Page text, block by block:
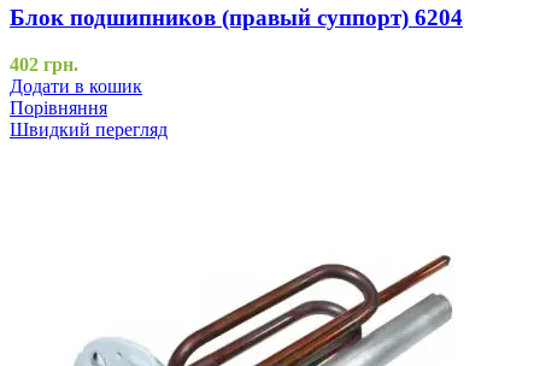
Блок подшипников (правый суппорт) 6204
402 грн.
Додати в кошик
Порівняння
Швидкий перегляд